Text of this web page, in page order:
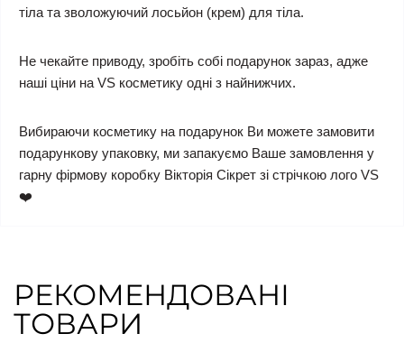
тіла та зволожуючий лосьйон (крем) для тіла.
Не чекайте приводу, зробіть собі подарунок зараз, адже
наші ціни на VS косметику одні з найнижчих.
Вибираючи косметику на подарунок Ви можете замовити
подарункову упаковку, ми запакуємо Ваше замовлення у
гарну фірмову коробку Вікторія Сікрет зі стрічкою лого VS
❤️
РЕКОМЕНДОВАНІ
ТОВАРИ